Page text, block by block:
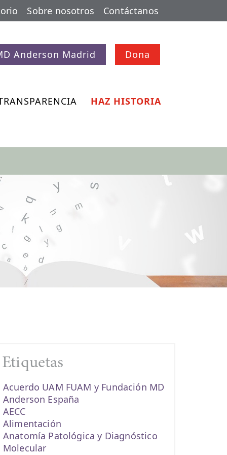
Contáctanos
Sobre nosotros
Dona
Anderson Madrid
HAZ HISTORIA
Etiquetas
Acuerdo UAM FUAM y Fundación MD
Anderson España
AECC
Alimentación
Anatomía Patológica y Diagnóstico
Molecular